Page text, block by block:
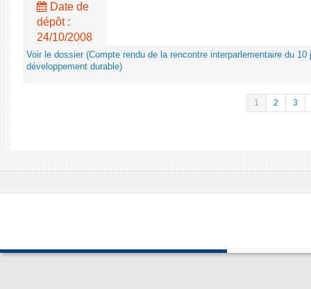
Date de
dépôt :
24/10/2008
Voir le dossier (Compte rendu de la rencontre interparlementaire du
développement durable)
1 2 3